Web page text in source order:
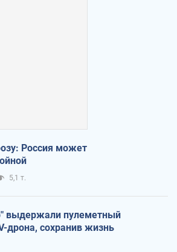
Россия может
5,1 т.
выдержали пулеметный
дрона, сохранив жизнь